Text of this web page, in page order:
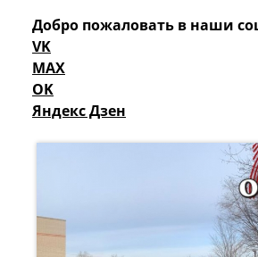
Добро пожаловать в наши
VK
MAX
OK
Яндекс Дзен